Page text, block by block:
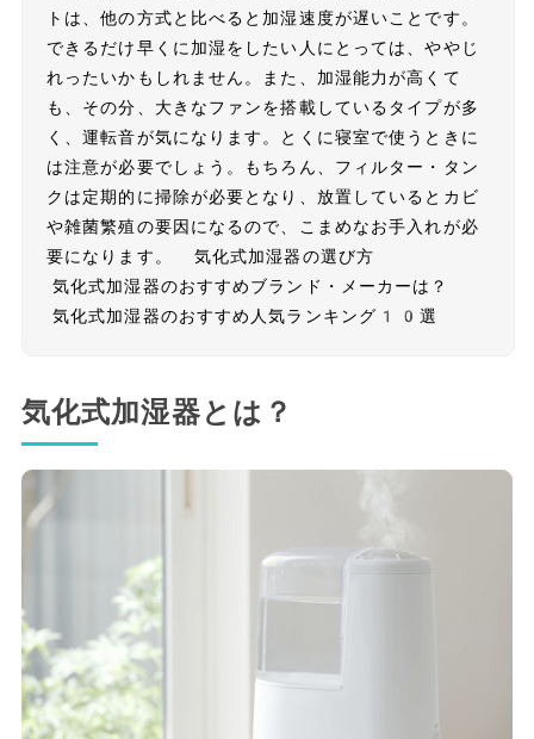
トは、他の方式と比べると加湿速度が遅いことです。
できるだけ早くに加湿をしたい人にとっては、ややじ
れったいかもしれません。また、加湿能力が高くて
も、その分、大きなファンを搭載しているタイプが多
く、運転音が気になります。とくに寝室で使うときに
は注意が必要でしょう。もちろん、フィルター・タン
クは定期的に掃除が必要となり、放置しているとカビ
や雑菌繁殖の要因になるので、こまめなお手入れが必
要になります。 気化式加湿器の選び方
気化式加湿器のおすすめブランド・メーカーは？
気化式加湿器のおすすめ人気ランキング10選
気化式加湿器とは？